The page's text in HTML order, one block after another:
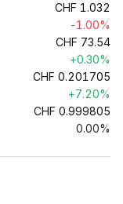
CHF 1.032
-1.00%
CHF 73.54
+0.30%
CHF 0.201705
+7.20%
CHF 0.999805
0.00%